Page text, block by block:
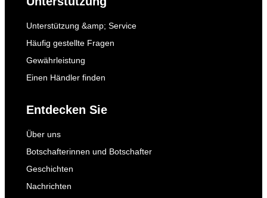
Unterstützung &amp; Service
Häufig gestellte Fragen
Gewährleistung
Einen Händler finden
Entdecken Sie
Über uns
Botschafterinnen und Botschafter
Geschichten
Nachrichten